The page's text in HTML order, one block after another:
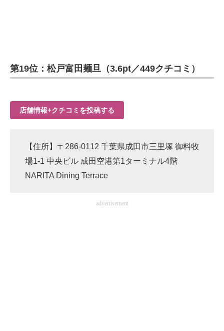
第19位：松戸富田麺旦（3.6pt／449クチコミ）
店舗情報+クチコミを投稿する
【住所】〒286-0112 千葉県成田市三里塚 御料牧
場1-1 中央ビル 成田空港第1ターミナル4階
NARITA Dining Terrace
advertisement